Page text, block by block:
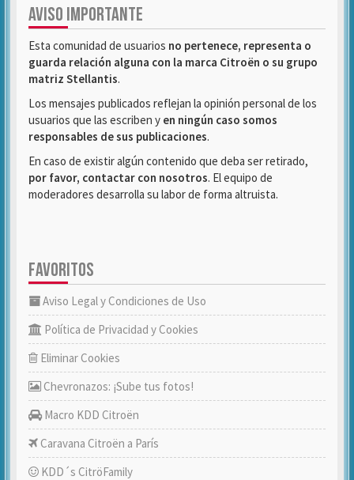
AVISO IMPORTANTE
Esta comunidad de usuarios no pertenece, representa o
guarda relación alguna con la marca Citroën o su grupo
matriz Stellantis.
Los mensajes publicados reflejan la opinión personal de los
usuarios que las escriben y en ningún caso somos
responsables de sus publicaciones.
En caso de existir algún contenido que deba ser retirado,
por favor, contactar con nosotros. El equipo de
moderadores desarrolla su labor de forma altruista.
FAVORITOS
Aviso Legal y Condiciones de Uso
Política de Privacidad y Cookies
Eliminar Cookies
Chevronazos: ¡Sube tus fotos!
Macro KDD Citroën
Caravana Citroën a París
KDD´s CitröFamily